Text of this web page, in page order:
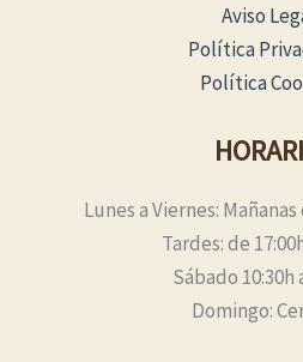
Aviso
Política
Política
Lunes a Viernes: Mañanas
Tardes: de
Sábado 10:30h
Domingo: